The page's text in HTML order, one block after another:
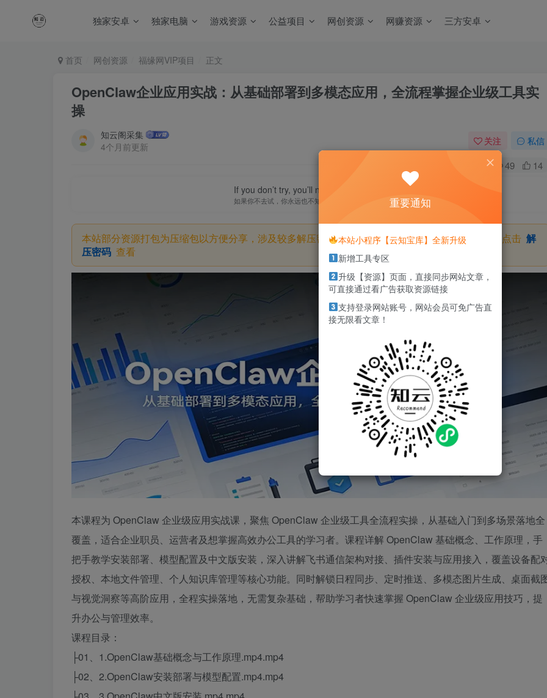
独家安卓 独家电脑 游戏资源 公益项目 网创资源 网赚资源 三方安卓
首页 网创资源 福缘网VIP项目 正文
OpenClaw企业应用实战：从基础部署到多模态应用，全流程掌握企业级工具实
操
知云阁采集
4个月前更新
关注 私信
49 14
If you don’t try, you’ll never know. So try.
如果你不去试，你永远也不知道结果，所以去试试吧
本站部分资源打包为压缩包以方便分享，涉及较多解压密码，如果你下载的资源需要解压密码，请点击 解
压密码 查看
本课程为 OpenClaw 企业级应用实战课，聚焦 OpenClaw 企业级工具全流程实操，从基础入门到多场景落地全
覆盖，适合企业职员、运营者及想掌握高效办公工具的学习者。课程详解 OpenClaw 基础概念、工作原理，手
把手教学安装部署、模型配置及中文版安装，深入讲解飞书通信架构对接、插件安装与应用接入，覆盖设备配
授权、本地文件管理、个人知识库管理等核心功能。同时解锁日程同步、定时推送、多模态图片生成、桌面截
与视觉洞察等高阶应用，全程实操落地，无需复杂基础，帮助学习者快速掌握 OpenClaw 企业级应用技巧，提
升办公与管理效率。
课程目录：
├01、1.OpenClaw基础概念与工作原理.mp4.mp4
├02、2.OpenClaw安装部署与模型配置.mp4.mp4
重要通知
本站小程序【云知宝库】全新升级
新增工具专区
升级【资源】页面，直接同步网站文章，
可直接通过看广告获取资源链接
支持登录网站账号，网站会员可免广告直
接无限看文章！